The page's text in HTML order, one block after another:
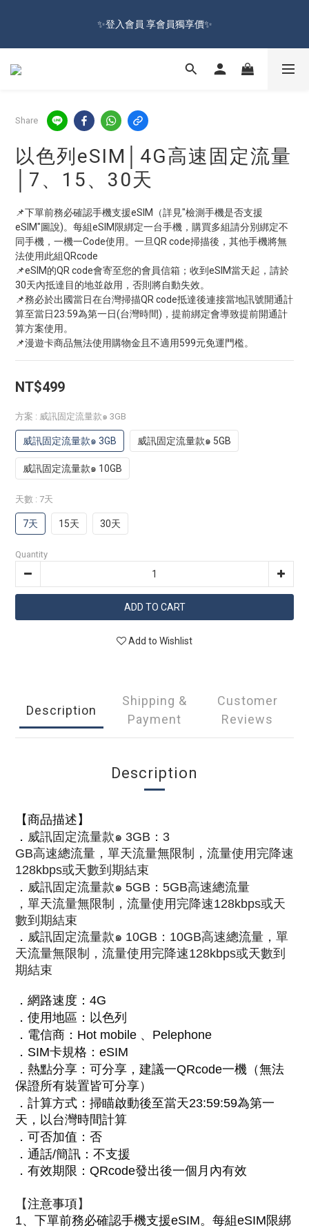
🚛
✨登入會員 享會員獨享價✨
✅訂閱訂單通知 進度及時掌握
🔥Sign up and get 100 reward dollars🔥 Free Shipping Over $599
Share
以色列eSIM│4G高速固定流量
│7、15、30天
📌下單前務必確認手機支援eSIM（詳見"檢測手機是否支援
eSIM"圖說)。每組eSIM限綁定一台手機，購買多組請分別綁定不
同手機，一機一Code使用。一旦QR code掃描後，其他手機將無
法使用此組QRcode
📌eSIM的QR code會寄至您的會員信箱；收到eSIM當天起，請於
30天內抵達目的地並啟用，否則將自動失效。
📌務必於出國當日在台灣掃描QR code抵達後連接當地訊號開通計
算至當日23:59為第一日(台灣時間)，提前綁定會導致提前開通計
算方案使用。
📌漫遊卡商品無法使用購物金且不適用599元免運門檻。
NT$499
方案 : 威訊固定流量款๑ 3GB
威訊固定流量款๑ 3GB 威訊固定流量款๑ 5GB
威訊固定流量款๑ 10GB
天數 : 7天
7天 15天 30天
Quantity
ADD TO CART
Add to Wishlist
Description
Shipping &
Payment
Customer
Reviews
Description
【商品描述】
． 威訊固定流量款๑ 3GB ：3
GB高速總流量，單天流量無限制，流量使用完降速
128kbps或天數到期結束
． 威訊固定流量款๑ 5GB ：5GB高速總流量
，單天流量無限制，流量使用完降速128kbps或天
數到期結束
． 威訊固定流量款๑ 10GB：10GB高速總流量，單
天流量無限制，流量使用完降速128kbps或天數到
期結束
． 網路速度：4G
． 使用地區 ： 以色列
． 電信商：Hot mobile 、Pelephone
． SIM卡規格：eSIM
． 熱點分享：可分享，建議一QRcode一機（無法
保證所有裝置皆可分享）
． 計算方式： 掃瞄啟動後至當天23:59:59為第一
天，以台灣時間計算
． 可否加值：否
． 通話/簡訊：不支援
． 有效期限：QRcode發出後一個月內有效
【注意事項】
1、 下單前務必確認手機支援eSIM。每組eSIM限綁